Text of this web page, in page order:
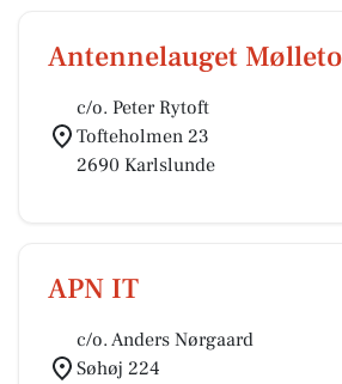
Antennelauget
c/o. Peter Rytoft
Tofteholmen 23
2690 Karlslunde
APN IT
c/o. Anders Nørgaard
Søhøj 224